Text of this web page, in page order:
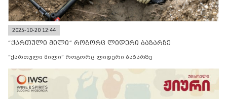
2025-10-20 12:44
“ქართული მილი” როგორც ლიდერი ბაზარზე
“ქართული მილი” როგორც ლიდერი ბაზარზე